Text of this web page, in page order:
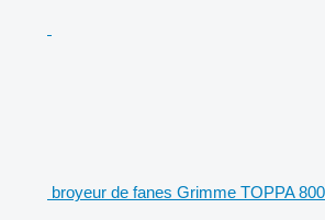
broyeur de fanes Grimme TOPPA 800